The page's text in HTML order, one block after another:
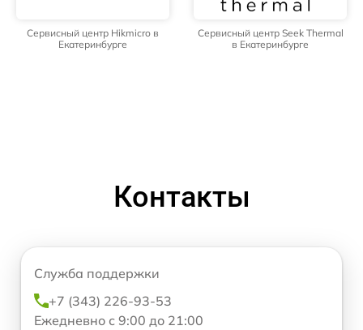
Сервисный центр Hikmicro в
Екатеринбурге
Сервисный центр Seek Thermal
в Екатеринбурге
Контакты
Служба поддержки
+7 (343) 226-93-53
Ежедневно с 9:00 до 21:00